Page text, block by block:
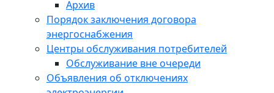
Архив
Порядок заключения договора
энергоснабжения
Центры обслуживания потребителей
Обслуживание вне очереди
Объявления об отключениях